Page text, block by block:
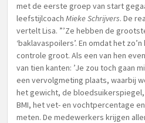
met de eerste groep van start
leefstijlcoach Mieke Schrijvers. De
vertelt Lisa. ”’Ze hebben de
‘baklavaspoilers’. En omdat het
controle groot. Als een van hen
van tien kanten: ’Je zou toch gaan
een vervolgmeting plaats, waarbij
het gewicht, de
BMI, het vet- en vochtpercentage
meten. De medewerkers krijgen